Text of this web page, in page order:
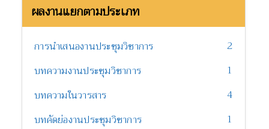
ผลงานแยกตามประเภท
การนำเสนองานประชุมวิชาการ
2
บทความงานประชุมวิชาการ
1
บทความในวารสาร
4
บทคัดย่องานประชุมวิชาการ
1